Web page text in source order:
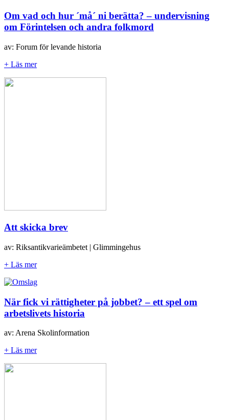
Om vad och hur ´må´ ni berätta? – undervisning
om Förintelsen och andra folkmord
av: Forum för levande historia
+ Läs mer
Att skicka brev
av: Riksantikvarieämbetet | Glimmingehus
+ Läs mer
När fick vi rättigheter på jobbet? – ett spel om
arbetslivets historia
av: Arena Skolinformation
+ Läs mer